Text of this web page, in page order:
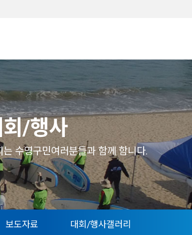
열기
열기
열기
/행사
수영구민여러분들과 함께 함니다.
보도자료 대회/행사갤러리